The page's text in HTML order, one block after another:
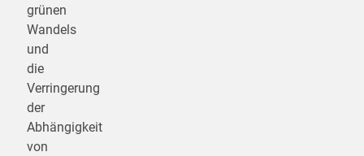
grünen
Wandels
und
die
Verringerung
der
Abhängigkeit
von